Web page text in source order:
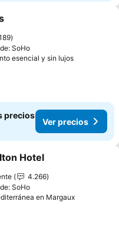
a favoritos
SoHo
esencial y sin lujosVer
precios
Ver precios
a favoritos
Hotel
4.266
SoHo
en MargauxVer